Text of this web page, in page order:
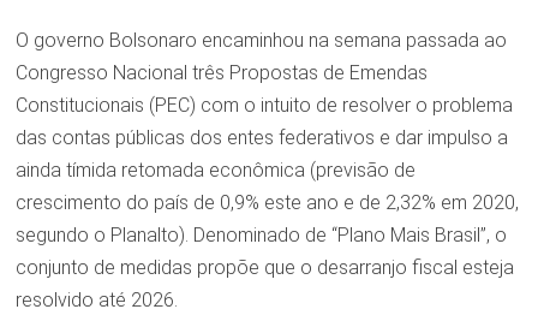
O governo Bolsonaro encaminhou na semana passada ao
Congresso Nacional três Propostas de Emendas
Constitucionais (PEC) com o intuito de resolver o problema
das contas públicas dos entes federativos e dar impulso a
ainda tímida retomada econômica (previsão de
crescimento do país de 0,9% este ano e de 2,32% em 2020,
segundo o Planalto). Denominado de “Plano Mais Brasil”, o
conjunto de medidas propõe que o desarranjo fiscal esteja
resolvido até 2026.